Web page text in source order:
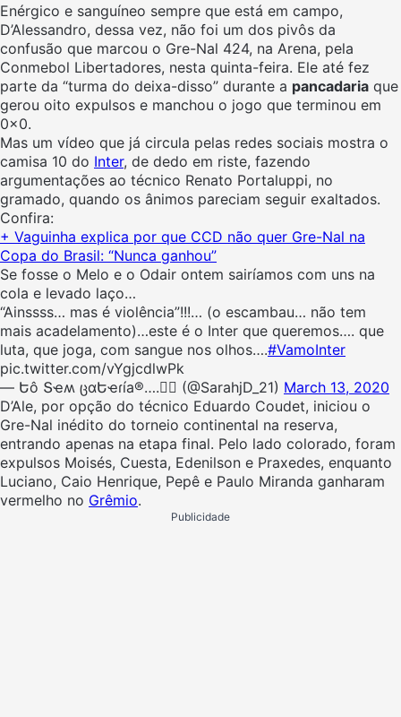
Enérgico e sanguíneo sempre que está em campo,
D’Alessandro, dessa vez, não foi um dos pivôs da
confusão que marcou o Gre-Nal 424, na Arena, pela
Conmebol Libertadores, nesta quinta-feira. Ele até fez
parte da “turma do deixa-disso” durante a pancadaria que
gerou oito expulsos e manchou o jogo que terminou em
0x0.
Mas um vídeo que já circula pelas redes sociais mostra o
camisa 10 do Inter, de dedo em riste, fazendo
argumentações ao técnico Renato Portaluppi, no
gramado, quando os ânimos pareciam seguir exaltados.
Confira:
+ Vaguinha explica por que CCD não quer Gre-Nal na
Copa do Brasil: “Nunca ganhou”
Se fosse o Melo e o Odair ontem sairíamos com uns na
cola e levado laço…
“Ainssss… mas é violência”!!!… (o escambau… não tem
mais acadelamento)…este é o Inter que queremos…. que
luta, que joga, com sangue nos olhos….#VamoInter
pic.twitter.com/vYgjcdlwPk
— Եô Տҽʍ ცɑԵҽɾía®….✍🏼 (@SarahjD_21) March 13, 2020
D’Ale, por opção do técnico Eduardo Coudet, iniciou o
Gre-Nal inédito do torneio continental na reserva,
entrando apenas na etapa final. Pelo lado colorado, foram
expulsos Moisés, Cuesta, Edenilson e Praxedes, enquanto
Luciano, Caio Henrique, Pepê e Paulo Miranda ganharam
vermelho no Grêmio.
Publicidade